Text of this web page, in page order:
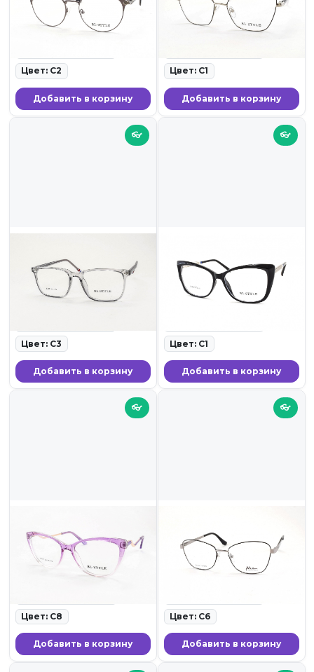
ID: 19799 • Оправы для очков
• 23.11.25
Цвет: C2
Добавить в корзину
ID: 19797 • Оправы для очков
• 23.11.25
Цвет: C1
Добавить в корзину
👓
BL-STYLE 8348 C3
ID: 19790 • Оправы для очков
• 23.11.25
Цвет: C3
Добавить в корзину
👓
BL-STYLE 8348 C1
ID: 19789 • Оправы для очков
• 23.11.25
Цвет: C1
Добавить в корзину
👓
BL-STYLE 3211 C8
ID: 19787 • Оправы для очков
• 23.11.25
Цвет: C8
Добавить в корзину
👓
NIKITANA 9221 C6
ID: 19781 • Оправы для очков
• 23.11.25
Цвет: C6
Добавить в корзину